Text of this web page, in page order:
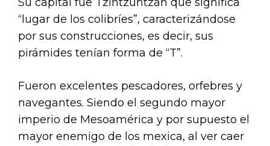
Su capital fue Tzintzuntzan que significa
“lugar de los colibríes”, caracterizándose
por sus construcciones, es decir, sus
pirámides tenían forma de “T”.
Fueron excelentes pescadores, orfebres y
navegantes. Siendo el segundo mayor
imperio de Mesoamérica y por supuesto el
mayor enemigo de los mexica, al ver caer